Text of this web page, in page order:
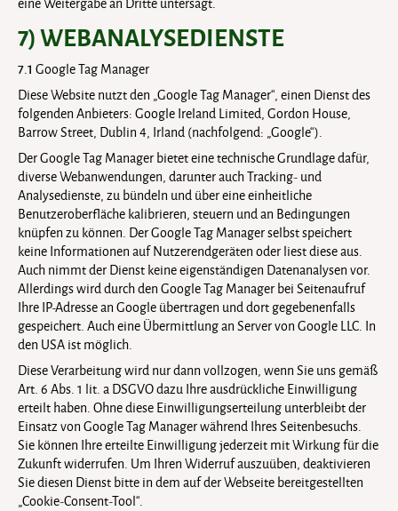
7) WEBANALYSEDIENSTE
7.1 Google Tag Manager
Diese Website nutzt den „Google Tag Manager“, einen Dienst des
folgenden Anbieters: Google Ireland Limited, Gordon House,
Barrow Street, Dublin 4, Irland (nachfolgend: „Google“).
Der Google Tag Manager bietet eine technische Grundlage dafür,
diverse Webanwendungen, darunter auch Tracking- und
Analysedienste, zu bündeln und über eine einheitliche
Benutzeroberfläche kalibrieren, steuern und an Bedingungen
knüpfen zu können. Der Google Tag Manager selbst speichert
keine Informationen auf Nutzerendgeräten oder liest diese aus.
Auch nimmt der Dienst keine eigenständigen Datenanalysen vor.
Allerdings wird durch den Google Tag Manager bei Seitenaufruf
Ihre IP-Adresse an Google übertragen und dort gegebenenfalls
gespeichert. Auch eine Übermittlung an Server von Google LLC. In
den USA ist möglich.
Diese Verarbeitung wird nur dann vollzogen, wenn Sie uns gemäß
Art. 6 Abs. 1 lit. a DSGVO dazu Ihre ausdrückliche Einwilligung
erteilt haben. Ohne diese Einwilligungserteilung unterbleibt der
Einsatz von Google Tag Manager während Ihres Seitenbesuchs.
Sie können Ihre erteilte Einwilligung jederzeit mit Wirkung für die
Zukunft widerrufen. Um Ihren Widerruf auszuüben, deaktivieren
Sie diesen Dienst bitte in dem auf der Webseite bereitgestellten
„Cookie-Consent-Tool“.